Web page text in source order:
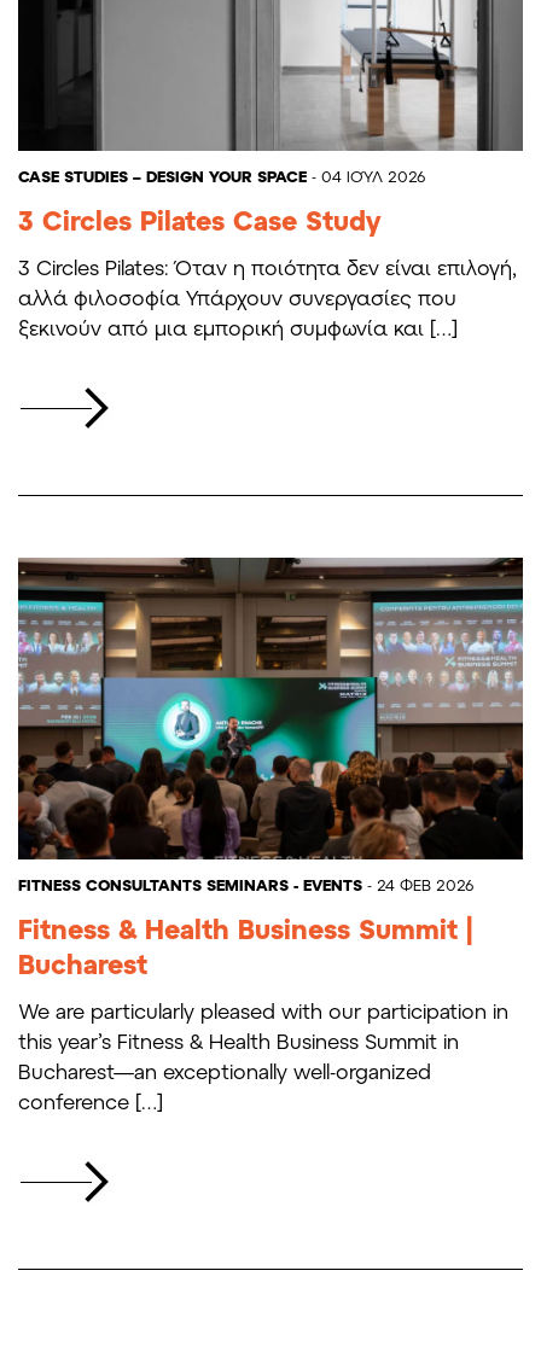
CASE STUDIES – DESIGN YOUR SPACE - 04 ΙΟΎΛ 2026
3 Circles Pilates Case Study
3 Circles Pilates: Όταν η ποιότητα δεν είναι επιλογή,
αλλά φιλοσοφία Υπάρχουν συνεργασίες που
ξεκινούν από μια εμπορική συμφωνία και […]
FITNESS CONSULTANTS SEMINARS - EVENTS - 24 ΦΕΒ 2026
Fitness & Health Business Summit |
Bucharest
We are particularly pleased with our participation in
this year’s Fitness & Health Business Summit in
Bucharest—an exceptionally well-organized
conference […]